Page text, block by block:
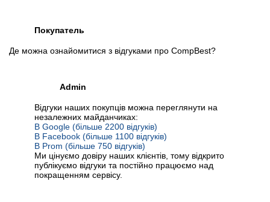
Покупатель
Де можна ознайомитися з відгуками про CompBest?
Admin
Відгуки наших покупців можна переглянути на
незалежних майданчиках:
В Google (більше 2200 відгуків)
В Facebook (більше 1100 відгуків)
В Prom (більше 750 відгуків)
Ми цінуємо довіру наших клієнтів, тому відкрито
публікуємо відгуки та постійно працюємо над
покращенням сервісу.